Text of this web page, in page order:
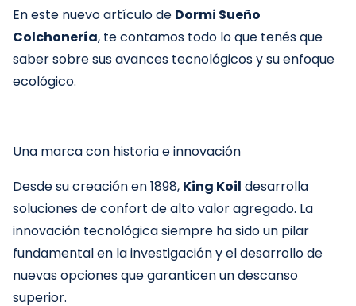
En este nuevo artículo de Dormi Sueño
Colchonería, te contamos todo lo que tenés que
saber sobre sus avances tecnológicos y su enfoque
ecológico.
Una marca con historia e innovación
Desde su creación en 1898, King Koil desarrolla
soluciones de confort de alto valor agregado. La
innovación tecnológica siempre ha sido un pilar
fundamental en la investigación y el desarrollo de
nuevas opciones que garanticen un descanso
superior.